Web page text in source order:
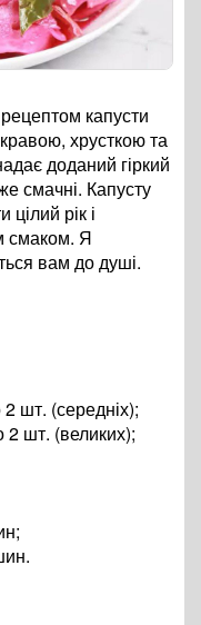
капусти
хрусткою та
доданий гіркий
смачні. Капусту
рік і
смаком. Я
вам до душі.
шт. (середніх);
шт. (великих);